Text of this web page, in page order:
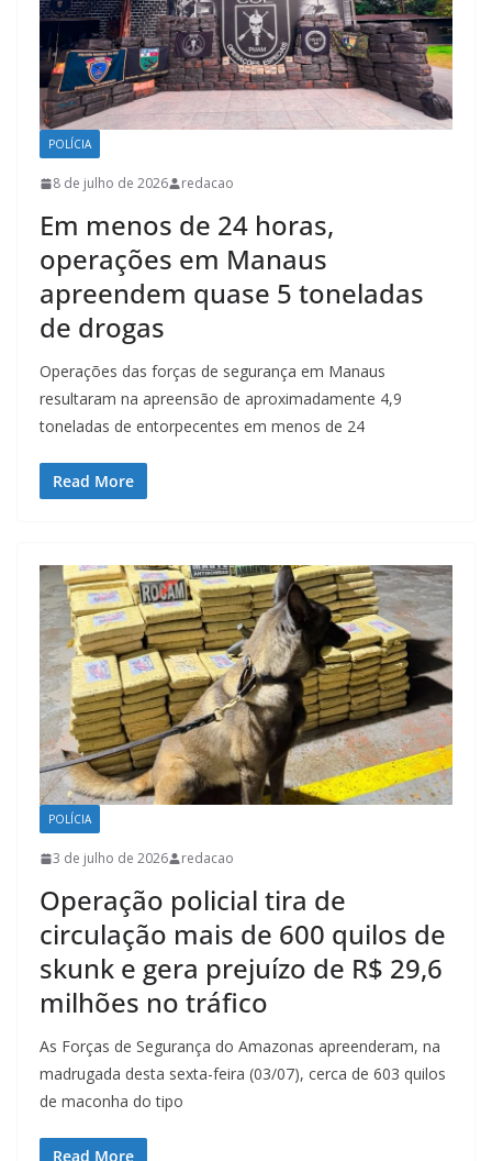
POLÍCIA
8 de julho de 2026 redacao
Em menos de 24 horas,
operações em Manaus
apreendem quase 5 toneladas
de drogas
Operações das forças de segurança em Manaus
resultaram na apreensão de aproximadamente 4,9
toneladas de entorpecentes em menos de 24
Read More
POLÍCIA
3 de julho de 2026 redacao
Operação policial tira de
circulação mais de 600 quilos de
skunk e gera prejuízo de R$ 29,6
milhões no tráfico
As Forças de Segurança do Amazonas apreenderam, na
madrugada desta sexta-feira (03/07), cerca de 603 quilos
de maconha do tipo
Read More